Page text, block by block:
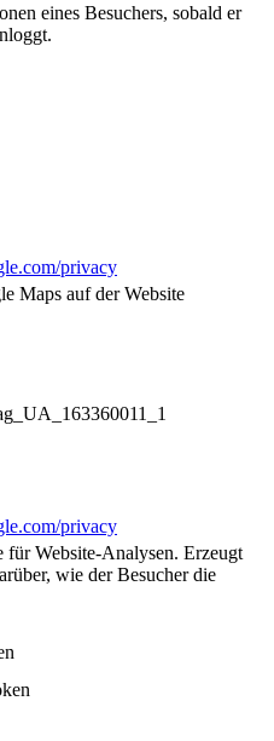
eines Besuchers, sobald er
privacy
Maps auf der Website
privacy
Website-Analysen. Erzeugt
wie der Besucher die